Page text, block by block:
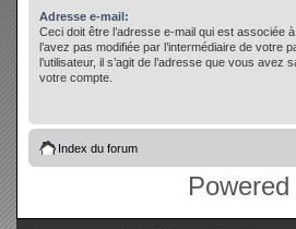
Adresse e-mail:
Ceci doit être l’adresse e-mail qui est associée
l’avez pas modifiée par l’intermédiaire de votre
l’utilisateur, il s’agit de l’adresse que vous avez
votre compte.
Index du forum